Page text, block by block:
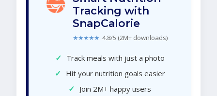
Tracking with
SnapCalorie
★★★★★ 4.8/5 (2M+ downloads)
✓ Track meals with just a photo
✓ Hit your nutrition goals easier
✓ Join 2M+ happy users